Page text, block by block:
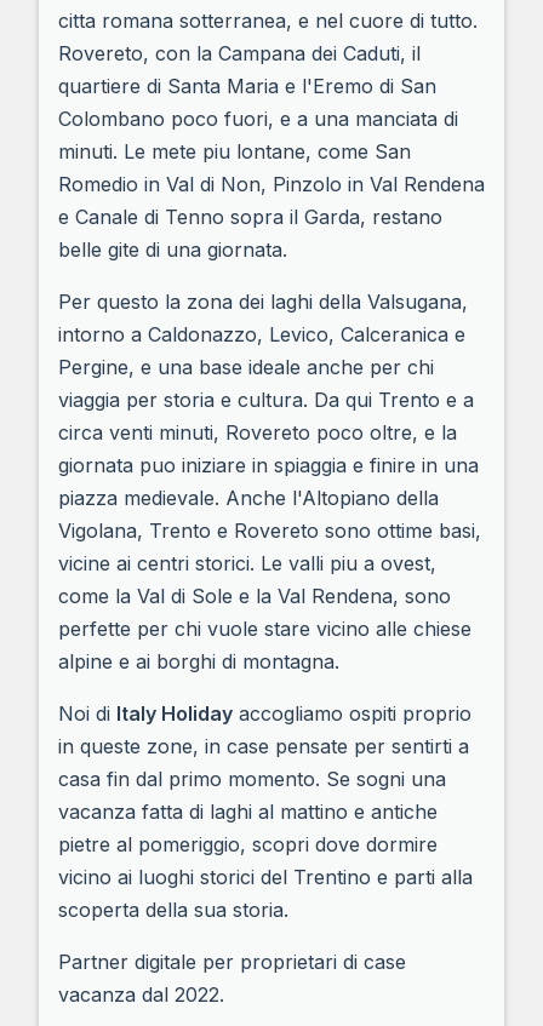
citta romana sotterranea, e nel cuore di tutto.
Rovereto, con la Campana dei Caduti, il
quartiere di Santa Maria e l'Eremo di San
Colombano poco fuori, e a una manciata di
minuti. Le mete piu lontane, come San
Romedio in Val di Non, Pinzolo in Val Rendena
e Canale di Tenno sopra il Garda, restano
belle gite di una giornata.
Per questo la zona dei laghi della Valsugana,
intorno a Caldonazzo, Levico, Calceranica e
Pergine, e una base ideale anche per chi
viaggia per storia e cultura. Da qui Trento e a
circa venti minuti, Rovereto poco oltre, e la
giornata puo iniziare in spiaggia e finire in una
piazza medievale. Anche l'Altopiano della
Vigolana, Trento e Rovereto sono ottime basi,
vicine ai centri storici. Le valli piu a ovest,
come la Val di Sole e la Val Rendena, sono
perfette per chi vuole stare vicino alle chiese
alpine e ai borghi di montagna.
Noi di Italy Holiday accogliamo ospiti proprio
in queste zone, in case pensate per sentirti a
casa fin dal primo momento. Se sogni una
vacanza fatta di laghi al mattino e antiche
pietre al pomeriggio, scopri dove dormire
vicino ai luoghi storici del Trentino e parti alla
scoperta della sua storia.
Partner digitale per proprietari di case
vacanza dal 2022.